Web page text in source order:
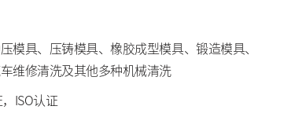
模具、压铸模具、橡胶成型模具、锻造模具、
维修清洗及其他多种机械清洗
ISO认证